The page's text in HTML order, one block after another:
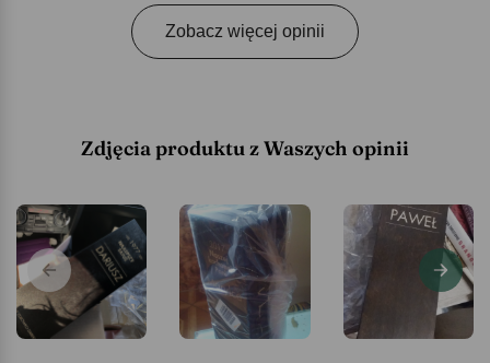
Zobacz więcej opinii
Zdjęcia produktu z Waszych opinii